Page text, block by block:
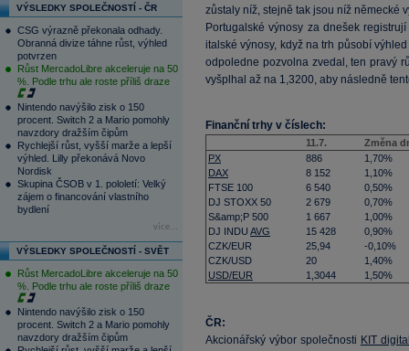
VÝSLEDKY SPOLEČNOSTÍ - ČR
CSG výrazně překonala odhady.
Obranná divize táhne růst, výhled
potvrzen
Růst MercadoLibre akceleruje na 50
%. Podle trhu ale roste příliš draze
Nintendo navýšilo zisk o 150
procent. Switch 2 a Mario pomohly
navzdory dražším čipům
Rychlejší růst, vyšší marže a lepší
výhled. Lilly překonává Novo
Nordisk
Skupina ČSOB v 1. pololetí: Velký
zájem o financování vlastního
bydlení
více...
VÝSLEDKY SPOLEČNOSTÍ - SVĚT
Růst MercadoLibre akceleruje na 50
%. Podle trhu ale roste příliš draze
Nintendo navýšilo zisk o 150
procent. Switch 2 a Mario pomohly
navzdory dražším čipům
zůstaly níž, stejně tak jsou níž německé
Portugalské výnosy za dnešek
italské výnosy, když na trh působí
odpoledne pozvolna zvedal, ten pravý
vyšplhal až na 1,3200, aby následně
Finanční trhy v číslech:
11.7.
Změna
PX
886
1,70%
DAX
8 152
1,10%
FTSE 100
6 540
0,50%
DJ STOXX 50
2 679
0,70%
S&amp;P 500
1 667
1,00%
DJ INDU AVG 15 428
0,90%
CZK/EUR
25,94
-0,10%
CZK/USD
20
1,40%
USD/EUR
1,3044 1,50%
ČR:
Akcionářský výbor společnosti KIT